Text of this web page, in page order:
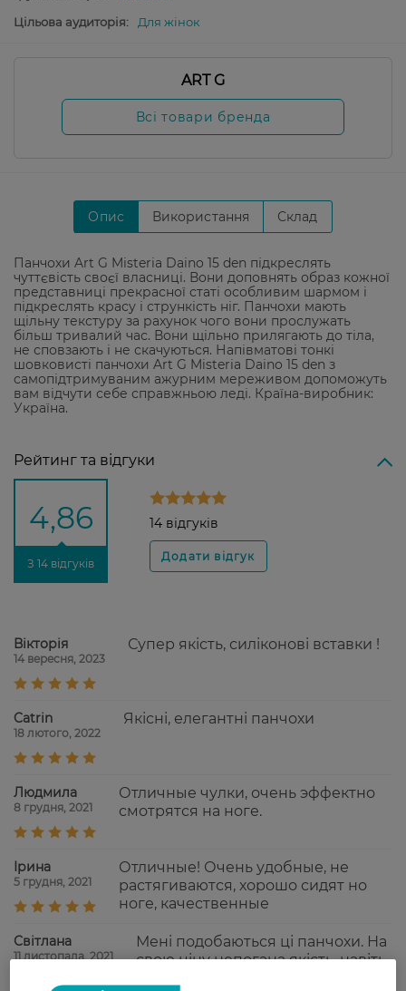
Цільова аудиторія:
Для жінок
ART G
Всі товари бренда
Опис Використання Склад
Панчохи Art G Misteria Daino 15 den підкреслять
чуттєвість своєї власниці. Вони доповнять образ кожної
представниці прекрасної статі особливим шармом і
підкреслять красу і стрункість ніг. Панчохи мають
щільну текстуру за рахунок чого вони прослужать
більш тривалий час. Вони щільно прилягають до тіла,
не сповзають і не скачуються. Напівматові тонкі
шовковисті панчохи Art G Misteria Daino 15 den з
самопідтримуваним ажурним мереживом допоможуть
вам відчути себе справжньою леді. Країна-виробник:
Україна.
Рейтинг та відгуки
4,86
З 14 відгуків
14 відгуків
Вікторія
14 вересня, 2023
Супер якість, силіконові вставки !
Catrin
18 лютого, 2022
Якісні, елегантні панчохи
Людмила
8 грудня, 2021
Отличные чулки, очень эффектно
смотрятся на ноге.
Ірина
5 грудня, 2021
Отличные! Очень удобные, не
растягиваются, хорошо сидят но
ноге, качественные
Світлана
11 листопада, 2021
Мені подобаються ці панчохи. На
свою ціну непогана якість, навіть